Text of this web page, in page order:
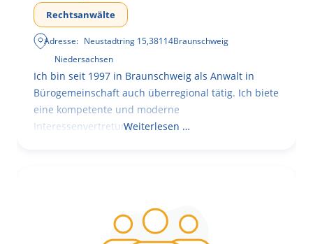
Rechtsanwälte
Adresse: Neustadtring 15,38114Braunschweig
Niedersachsen
Ich bin seit 1997 in Braunschweig als Anwalt in
Bürogemeinschaft auch überregional tätig. Ich biete
eine kompetente und moderne
Interessenvertretung,Weiterlesen …